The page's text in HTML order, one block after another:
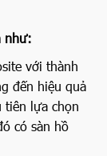
như:
với thành
đến hiệu quả
lựa chọn
có sàn hồ